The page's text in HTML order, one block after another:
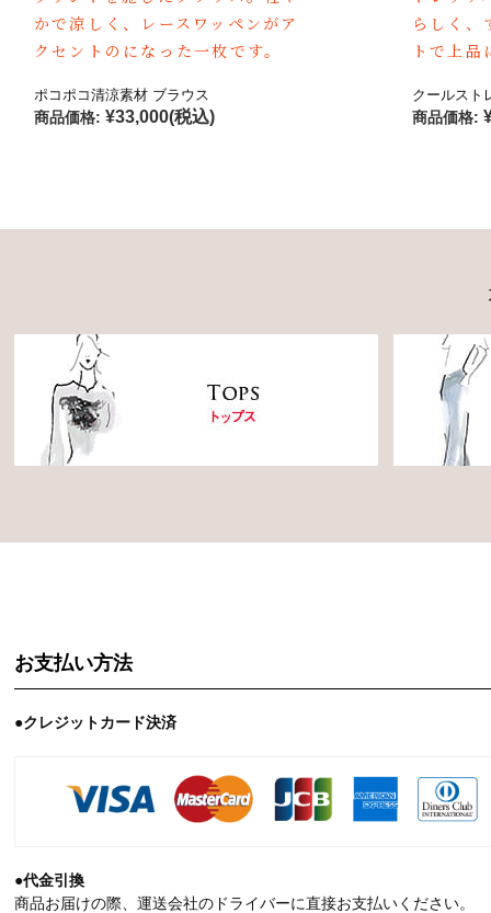
かで涼しく、レースワッペンがア
クセントのになった一枚です。
ポコポコ清涼素材 ブラウス
商品価格: ¥33,000(税込)
らしく、
トで上品
クールスト
商品価格:
お支払い方法
●クレジットカード決済
●代金引換
商品お届けの際、運送会社のドライバーに直接お支払いください。